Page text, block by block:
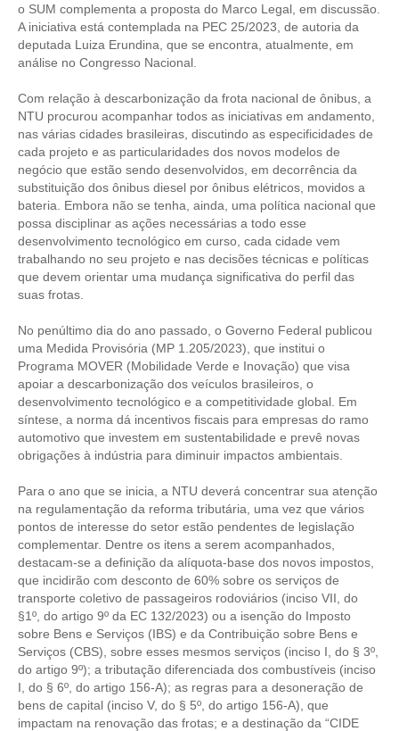
o SUM complementa a proposta do Marco Legal, em discussão.
A iniciativa está contemplada na PEC 25/2023, de autoria da
deputada Luiza Erundina, que se encontra, atualmente, em
análise no Congresso Nacional.
Com relação à descarbonização da frota nacional de ônibus, a
NTU procurou acompanhar todos as iniciativas em andamento,
nas várias cidades brasileiras, discutindo as especificidades de
cada projeto e as particularidades dos novos modelos de
negócio que estão sendo desenvolvidos, em decorrência da
substituição dos ônibus diesel por ônibus elétricos, movidos a
bateria. Embora não se tenha, ainda, uma política nacional que
possa disciplinar as ações necessárias a todo esse
desenvolvimento tecnológico em curso, cada cidade vem
trabalhando no seu projeto e nas decisões técnicas e políticas
que devem orientar uma mudança significativa do perfil das
suas frotas.
No penúltimo dia do ano passado, o Governo Federal publicou
uma Medida Provisória (MP 1.205/2023), que institui o
Programa MOVER (Mobilidade Verde e Inovação) que visa
apoiar a descarbonização dos veículos brasileiros, o
desenvolvimento tecnológico e a competitividade global. Em
síntese, a norma dá incentivos fiscais para empresas do ramo
automotivo que investem em sustentabilidade e prevê novas
obrigações à indústria para diminuir impactos ambientais.
Para o ano que se inicia, a NTU deverá concentrar sua atenção
na regulamentação da reforma tributária, uma vez que vários
pontos de interesse do setor estão pendentes de legislação
complementar. Dentre os itens a serem acompanhados,
destacam-se a definição da alíquota-base dos novos impostos,
que incidirão com desconto de 60% sobre os serviços de
transporte coletivo de passageiros rodoviários (inciso VII, do
§1º, do artigo 9º da EC 132/2023) ou a isenção do Imposto
sobre Bens e Serviços (IBS) e da Contribuição sobre Bens e
Serviços (CBS), sobre esses mesmos serviços (inciso I, do § 3º,
do artigo 9º); a tributação diferenciada dos combustíveis (inciso
I, do § 6º, do artigo 156-A); as regras para a desoneração de
bens de capital (inciso V, do § 5º, do artigo 156-A), que
impactam na renovação das frotas; e a destinação da “CIDE